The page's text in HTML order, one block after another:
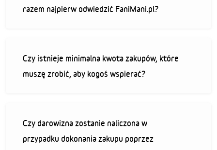
razem najpierw odwiedzić FaniMani.pl?
Czy istnieje minimalna kwota zakupów, które
muszę zrobić, aby kogoś wspierać?
Czy darowizna zostanie naliczona w
przypadku dokonania zakupu poprzez